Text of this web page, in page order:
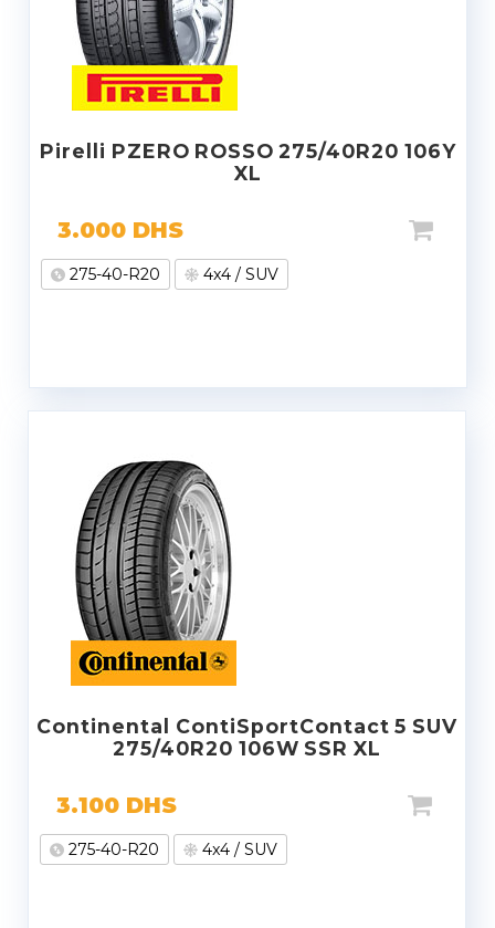
Pirelli PZERO ROSSO 275/40R20 106Y
XL
3.000 DHS
275-40-R20 4x4 / SUV
Continental ContiSportContact 5 SUV
275/40R20 106W SSR XL
3.100 DHS
275-40-R20 4x4 / SUV